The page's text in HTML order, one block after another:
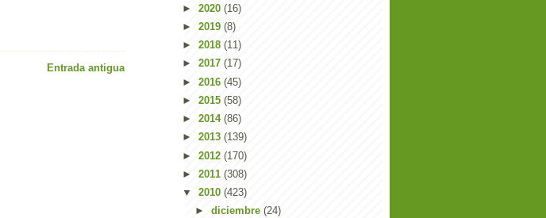
Entrada antigua
► 2020 (16)
► 2019 (8)
► 2018 (11)
► 2017 (17)
► 2016 (45)
► 2015 (58)
► 2014 (86)
► 2013 (139)
► 2012 (170)
► 2011 (308)
▼ 2010 (423)
► diciembre (24)